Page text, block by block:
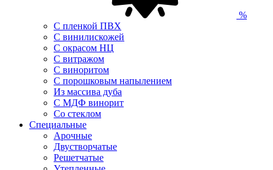
%
С пленкой ПВХ
С винилискожей
С окрасом НЦ
С витражом
С виноритом
С порошковым напылением
Из массива дуба
С МДФ винорит
Со стеклом
Специальные
Арочные
Двустворчатые
Решетчатые